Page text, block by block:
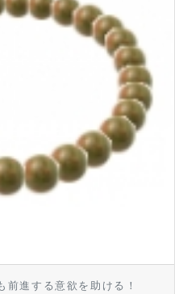
前進する意欲を助ける！